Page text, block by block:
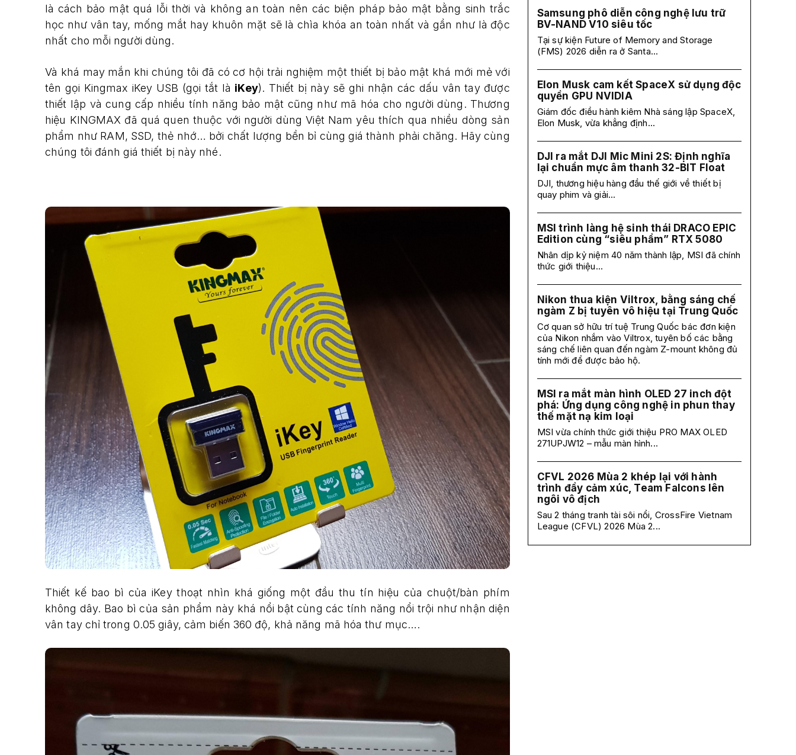
là cách bảo mật quá lỗi thời và không an toàn nên các biện pháp bảo mật bằng sinh trắc
học như vân tay, mống mắt hay khuôn mặt sẽ là chìa khóa an toàn nhất và gần như là độc
nhất cho mỗi người dùng.
Và khá may mắn khi chúng tôi đã có cơ hội trải nghiệm một thiết bị bảo mật khá mới mẻ với
tên gọi Kingmax iKey USB (gọi tắt là iKey). Thiết bị này sẽ ghi nhận các dấu vân tay được
thiết lập và cung cấp nhiều tính năng bảo mật cũng như mã hóa cho người dùng. Thương
hiệu KINGMAX đã quá quen thuộc với người dùng Việt Nam yêu thích qua nhiều dòng sản
phẩm như RAM, SSD, thẻ nhớ… bởi chất lượng bền bỉ cùng giá thành phải chăng. Hãy cùng
chúng tôi đánh giá thiết bị này nhé.
Thiết kế bao bì của iKey thoạt nhìn khá giống một đầu thu tín hiệu của chuột/bàn phím
không dây. Bao bì của sản phẩm này khá nổi bật cùng các tính năng nổi trội như nhận diện
vân tay chỉ trong 0.05 giây, cảm biến 360 độ, khả năng mã hóa thư mục….
Samsung phô diễn công nghệ lưu trữ
BV-NAND V10 siêu tốc
Tại sự kiện Future of Memory and Storage
(FMS) 2026 diễn ra ở Santa...
Elon Musk cam kết SpaceX sử dụng độc
quyền GPU NVIDIA
Giám đốc điều hành kiêm Nhà sáng lập SpaceX,
Elon Musk, vừa khẳng định...
DJI ra mắt DJI Mic Mini 2S: Định nghĩa
lại chuẩn mực âm thanh 32-BIT Float
DJI, thương hiệu hàng đầu thế giới về thiết bị
quay phim và giải...
MSI trình làng hệ sinh thái DRACO EPIC
Edition cùng “siêu phẩm” RTX 5080
Nhân dịp kỷ niệm 40 năm thành lập, MSI đã chính
thức giới thiệu...
Nikon thua kiện Viltrox, bằng sáng chế
ngàm Z bị tuyên vô hiệu tại Trung Quốc
Cơ quan sở hữu trí tuệ Trung Quốc bác đơn kiện
của Nikon nhắm vào Viltrox, tuyên bố các bằng
sáng chế liên quan đến ngàm Z-mount không đủ
tính mới để được bảo hộ.
MSI ra mắt màn hình OLED 27 inch đột
phá: Ứng dụng công nghệ in phun thay
thế mặt nạ kim loại
MSI vừa chính thức giới thiệu PRO MAX OLED
271UPJW12 – mẫu màn hình...
CFVL 2026 Mùa 2 khép lại với hành
trình đầy cảm xúc, Team Falcons lên
ngôi vô địch
Sau 2 tháng tranh tài sôi nổi, CrossFire Vietnam
League (CFVL) 2026 Mùa 2...